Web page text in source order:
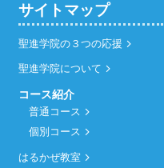
サイトマップ
聖進学院の３つの応援
聖進学院について
コース紹介
普通コース
個別コース
はるかぜ教室